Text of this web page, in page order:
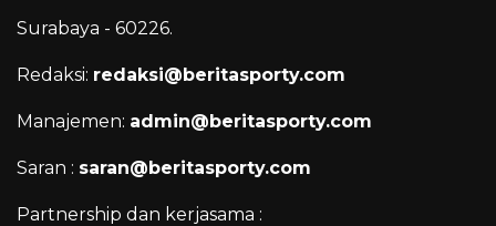
Surabaya - 60226.
Redaksi: redaksi@beritasporty.com
Manajemen: admin@beritasporty.com
Saran : saran@beritasporty.com
Partnership dan kerjasama :